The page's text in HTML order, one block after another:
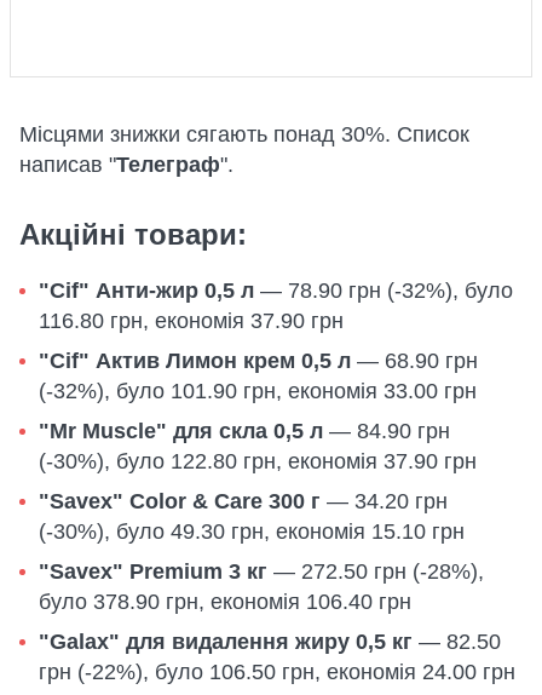
Місцями знижки сягають понад 30%. Список
написав "Телеграф".
Акційні товари:
"Cif" Анти-жир 0,5 л — 78.90 грн (-32%), було
116.80 грн, економія 37.90 грн
"Cif" Актив Лимон крем 0,5 л — 68.90 грн
(-32%), було 101.90 грн, економія 33.00 грн
"Mr Muscle" для скла 0,5 л — 84.90 грн
(-30%), було 122.80 грн, економія 37.90 грн
"Savex" Color & Care 300 г — 34.20 грн
(-30%), було 49.30 грн, економія 15.10 грн
"Savex" Premium 3 кг — 272.50 грн (-28%),
було 378.90 грн, економія 106.40 грн
"Galax" для видалення жиру 0,5 кг — 82.50
грн (-22%), було 106.50 грн, економія 24.00 грн